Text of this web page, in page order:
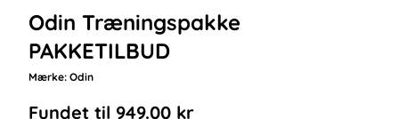
Odin Træningspakke
PAKKETILBUD
Mærke: Odin
Fundet til 949.00 kr